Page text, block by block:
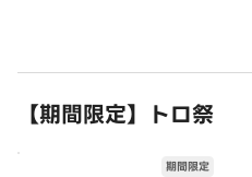
【期間限定】トロ祭
期間限定